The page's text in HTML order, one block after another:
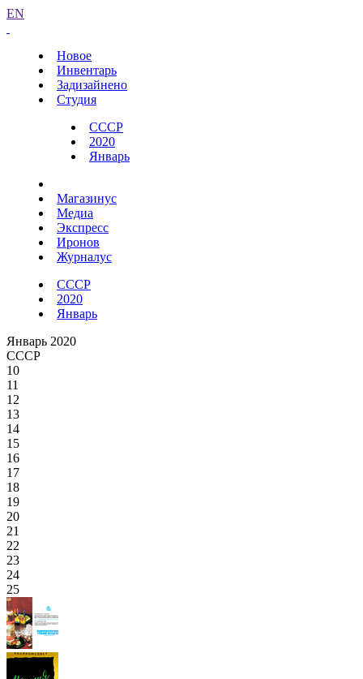
EN
Новое
Инвентарь
Задизайнено
Студия
СССР
2020
Январь
Магазинус
Медиа
Экспресс
Иронов
Журналус
СССР
2020
Январь
Январь 2020
СССР
10
11
12
13
14
15
16
17
18
19
20
21
22
23
24
25